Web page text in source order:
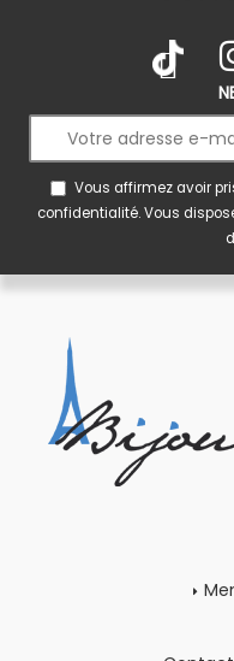
Vous affirmez avoir
confidentialité. Vous